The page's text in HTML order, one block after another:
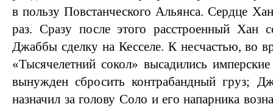
в пользу Повстанческого Альянса. Сердце
раз. Сразу после этого расстроенный Хан
Джаббы сделку на Кесселе. К несчастью, во
«Тысячелетний сокол» высадились
вынужден сбросить контрабандный груз;
назначил за голову Соло и его напарника